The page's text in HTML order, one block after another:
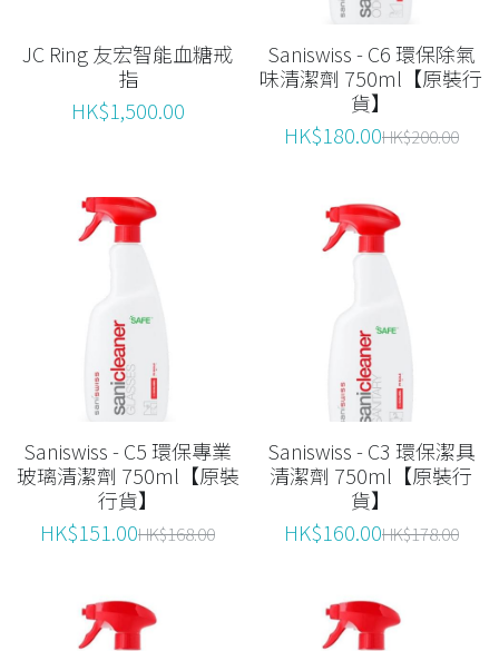
JC Ring 友宏智能血糖戒
指
HK$1,500.00
Saniswiss - C6 環保除氣
味清潔劑 750ml【原裝行
貨】
HK$180.00HK$200.00
Saniswiss - C5 環保專業
玻璃清潔劑 750ml【原裝
行貨】
HK$151.00HK$168.00
Saniswiss - C3 環保潔具
清潔劑 750ml【原裝行
貨】
HK$160.00HK$178.00